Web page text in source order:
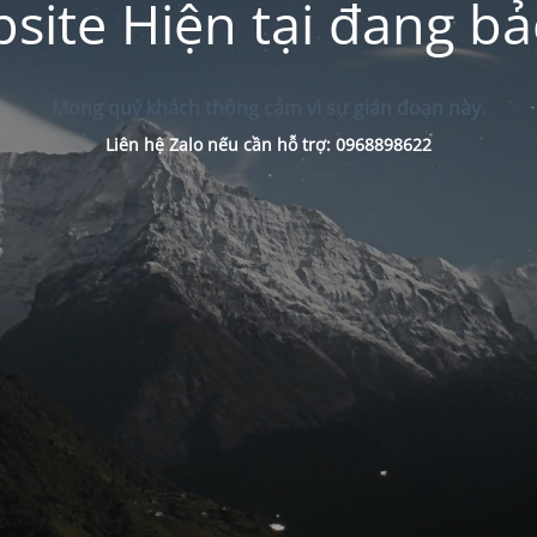
Hiện tại đang
Mong quý khách thông cảm vì sự gián đoạn này.
Liên hệ Zalo nếu cần hỗ trợ: 0968898622